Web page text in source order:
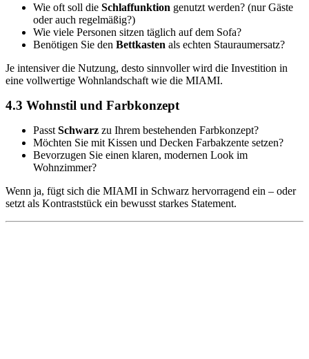
Wie oft soll die Schlaffunktion genutzt werden? (nur Gäste
oder auch regelmäßig?)
Wie viele Personen sitzen täglich auf dem Sofa?
Benötigen Sie den Bettkasten als echten Stauraumersatz?
Je intensiver die Nutzung, desto sinnvoller wird die Investition in
eine vollwertige Wohnlandschaft wie die MIAMI.
4.3 Wohnstil und Farbkonzept
Passt Schwarz zu Ihrem bestehenden Farbkonzept?
Möchten Sie mit Kissen und Decken Farbakzente setzen?
Bevorzugen Sie einen klaren, modernen Look im
Wohnzimmer?
Wenn ja, fügt sich die MIAMI in Schwarz hervorragend ein – oder
setzt als Kontraststück ein bewusst starkes Statement.